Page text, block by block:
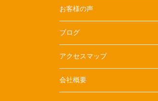
お客様の声
ブログ
アクセスマップ
会社概要